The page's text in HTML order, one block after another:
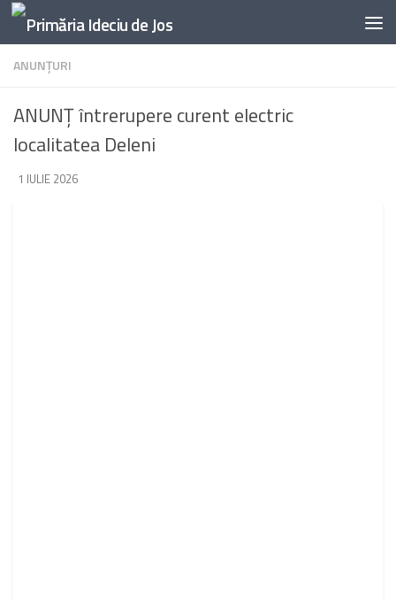
Skip to content
ANUNŢURI
ANUNȚ întrerupere curent electric
localitatea Deleni
DE·
1 IULIE 2026